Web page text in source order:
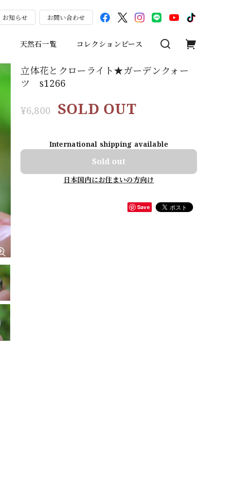
お知らせ お問い合わせ
天然石一覧 コレクションピース
立体花とクローライト★ガーデンクォー
ツ s1266
¥6,800 SOLD OUT
International shipping available
Sold out
日本国内にお住まいの方向け
Save